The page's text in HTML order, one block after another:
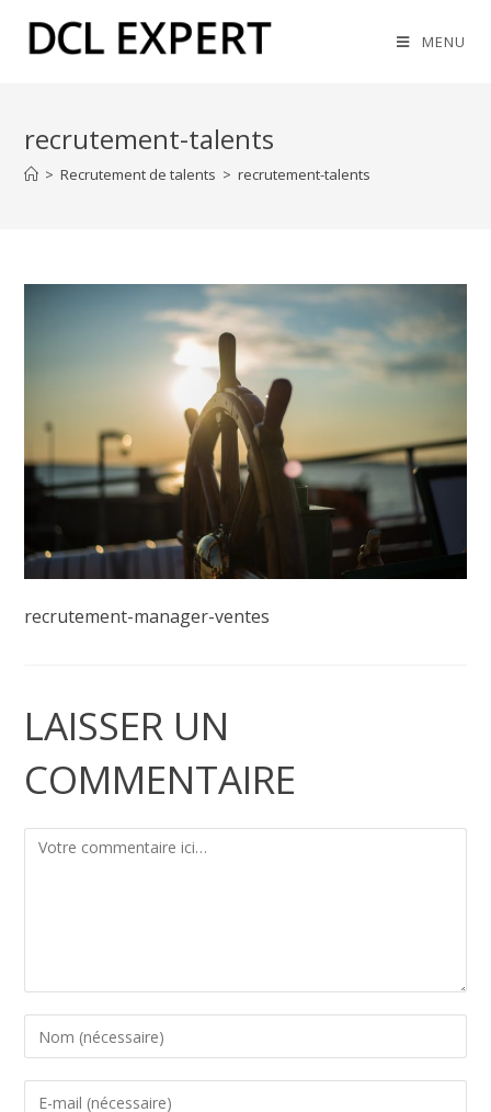
MENU
recrutement-talents
> Recrutement de talents > recrutement-talents
recrutement-manager-ventes
LAISSER UN
COMMENTAIRE